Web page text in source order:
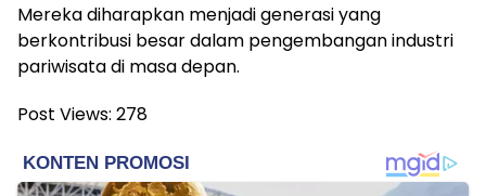
Mereka diharapkan menjadi generasi yang
berkontribusi besar dalam pengembangan industri
pariwisata di masa depan.
Post Views: 278